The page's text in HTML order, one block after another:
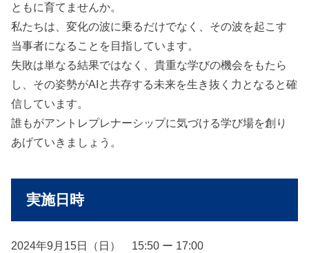
ともに育てませんか。
私たちは、変化の波に乗るだけでなく、その波を起こす
当事者になることを目指しています。
失敗は単なる結果ではなく、貴重な学びの機会をもたら
し、その姿勢がAIと共存する未来を生き抜く力となると確
信しています。
誰もがアントレプレナーシップに気づける学び場を創り
あげていきましょう。
実施日時
2024年9月15日（日） 15:50 ー 17:00